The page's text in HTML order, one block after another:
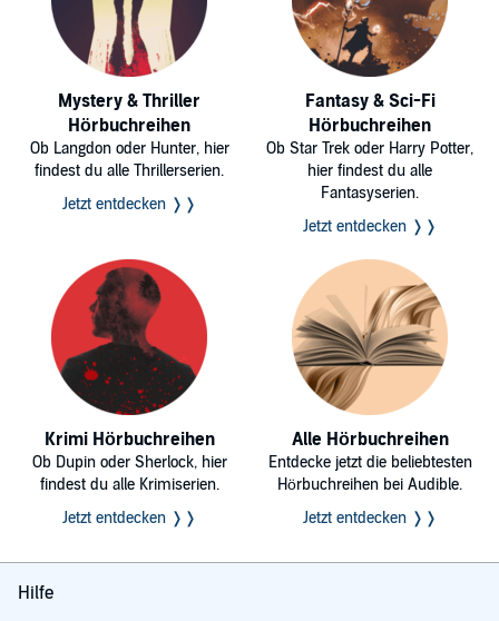
Mystery & Thriller
Hörbuchreihen
Ob Langdon oder Hunter, hier
findest du alle Thrillerserien.
Jetzt entdecken ❭❭
Fantasy & Sci-Fi
Hörbuchreihen
Ob Star Trek oder Harry Potter,
hier findest du alle
Fantasyserien.
Jetzt entdecken ❭❭
Krimi Hörbuchreihen
Ob Dupin oder Sherlock, hier
findest du alle Krimiserien.
Jetzt entdecken ❭❭
Alle Hörbuchreihen
Entdecke jetzt die beliebtesten
Hörbuchreihen bei Audible.
Jetzt entdecken ❭❭
Hilfe